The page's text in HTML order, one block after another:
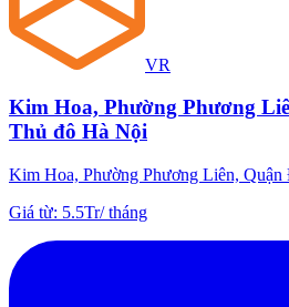
VR
Kim Hoa, Phường Phương
Thủ đô Hà Nội
Kim Hoa, Phường Phương Liên,
Giá từ: 5.5Tr/tháng